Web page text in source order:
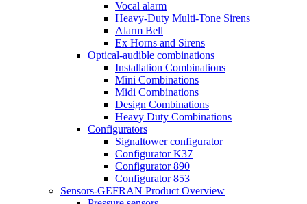
Vocal alarm
Heavy-Duty Multi-Tone Sirens
Alarm Bell
Ex Horns and Sirens
Optical-audible combinations
Installation Combinations
Mini Combinations
Midi Combinations
Design Combinations
Heavy Duty Combinations
Configurators
Signaltower configurator
Configurator K37
Configurator 890
Configurator 853
Sensors-GEFRAN Product Overview